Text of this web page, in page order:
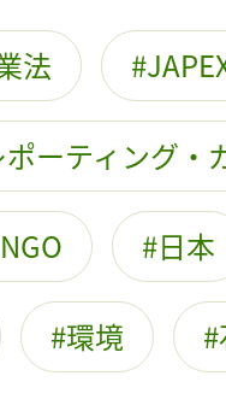
法
ポーティング・
日本
環境